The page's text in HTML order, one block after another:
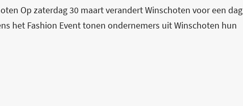
Op zaterdag 30 maart verandert Winschoten voor een dag
het Fashion Event tonen ondernemers uit Winschoten hun